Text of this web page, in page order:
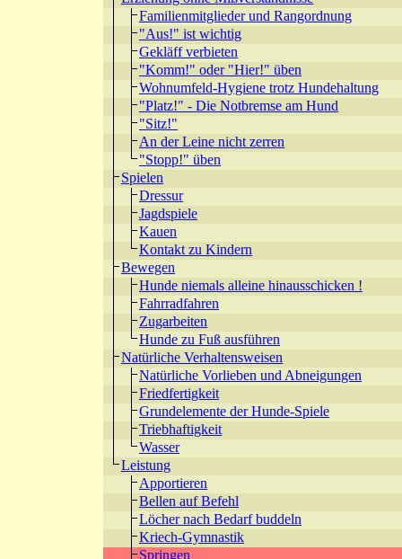
Familienmitglieder und Rangordnung
"Aus!" ist wichtig
Gekläff verbieten
"Komm!" oder "Hier!" üben
Wohnumfeld-Hygiene trotz Hundehaltung
"Platz!" - Die Notbremse am Hund
"Sitz!"
An der Leine nicht zerren
"Stopp!" üben
Spielen
Dressur
Jagdspiele
Kauen
Kontakt zu Kindern
Bewegen
Hunde niemals alleine hinausschicken !
Fahrradfahren
Zugarbeiten
Hunde zu Fuß ausführen
Natürliche Verhaltensweisen
Natürliche Vorlieben und Abneigungen
Friedfertigkeit
Grundelemente der Hunde-Spiele
Triebhaftigkeit
Wasser
Leistung
Apportieren
Bellen auf Befehl
Löcher nach Bedarf buddeln
Kriech-Gymnastik
Springen